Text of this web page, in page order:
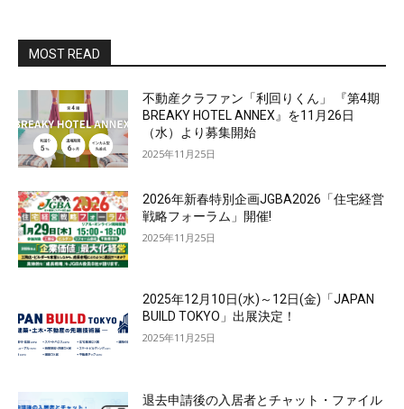
MOST READ
不動産クラファン「利回りくん」 『第4期
BREAKY HOTEL ANNEX』を11月26日
（水）より募集開始
2025年11月25日
2026年新春特別企画JGBA2026「住宅経営
戦略フォーラム」開催!
2025年11月25日
2025年12月10日(水)～12日(金)「JAPAN
BUILD TOKYO」出展決定！
2025年11月25日
退去申請後の入居者とチャット・ファイル